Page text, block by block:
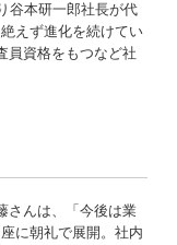
谷本研一郎社長が代
えず進化を続けてい
員資格をもつなど社
さんは、「今後は業
に朝礼で展開。社内